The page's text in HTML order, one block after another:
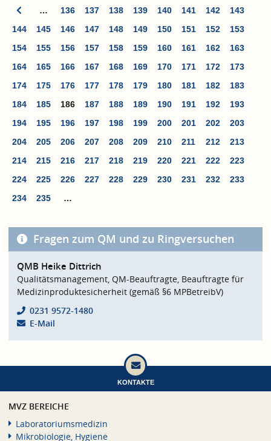
… 136 137 138 139 140 141 142
143
144
145 146 147 148 149 150 151 152
153
154
155 156 157 158 159 160 161 162
163
164
165 166 167 168 169 170 171 172
173
174
175 176 177 178 179 180 181 182
183
184
185 186 187 188 189 190 191 192
193
194
195 196 197 198 199 200 201 202
203
204
205 206 207 208 209 210 211 212
213
214
215 216 217 218 219 220 221 222
223
224
225 226 227 228 229 230 231 232
233
234
235 …
Fragen zum QM und zu Ringversuchen
QMB Heike Dittrich
Qualitätsmanagement, QM-Beauftragte, Beauftragte für
Medizinproduktesicherheit (gemäß §6 MPBetreibV)
0231 9572-1480
E-Mail
KONTAKTE
MVZ BEREICHE
Laboratoriumsmedizin
Mikrobiologie, Hygiene